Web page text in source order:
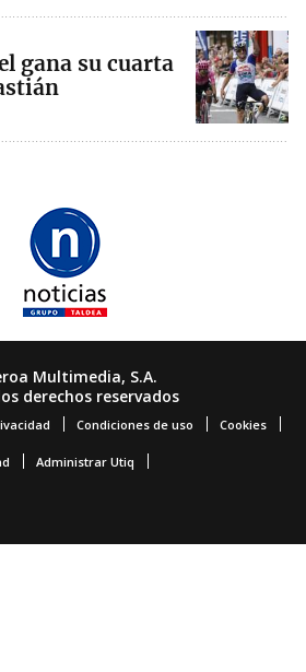
gana su cuarta
Multimedia, S.A.
derechos reservados
Condiciones de uso Cookies
Administrar Utiq